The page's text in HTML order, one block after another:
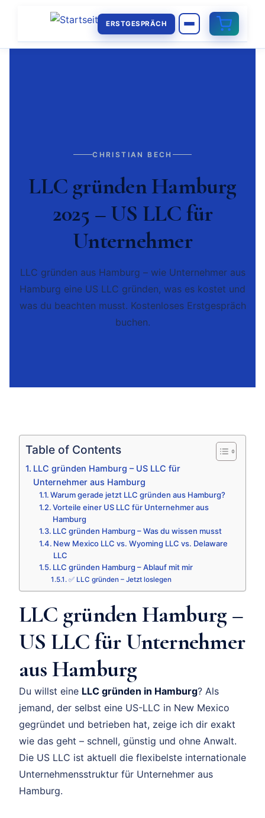
ERSTGESPRÄCH
CHRISTIAN BECH
LLC gründen Hamburg
2025 – US LLC für
Unternehmer
LLC gründen aus Hamburg – wie Unternehmer aus
Hamburg eine US LLC gründen, was es kostet und
was du beachten musst. Kostenloses Erstgespräch
buchen.
Table of Contents
LLC gründen Hamburg – US LLC für
Unternehmer aus Hamburg
Warum gerade jetzt LLC gründen aus Hamburg?
Vorteile einer US LLC für Unternehmer aus
Hamburg
LLC gründen Hamburg – Was du wissen musst
New Mexico LLC vs. Wyoming LLC vs. Delaware
LLC
LLC gründen Hamburg – Ablauf mit mir
✅ LLC gründen – Jetzt loslegen
LLC gründen Hamburg –
US LLC für Unternehmer
aus Hamburg
Du willst eine LLC gründen in Hamburg? Als
jemand, der selbst eine US-LLC in New Mexico
gegründet und betrieben hat, zeige ich dir exakt
wie das geht – schnell, günstig und ohne Anwalt.
Die US LLC ist aktuell die flexibelste internationale
Unternehmensstruktur für Unternehmer aus
Hamburg.